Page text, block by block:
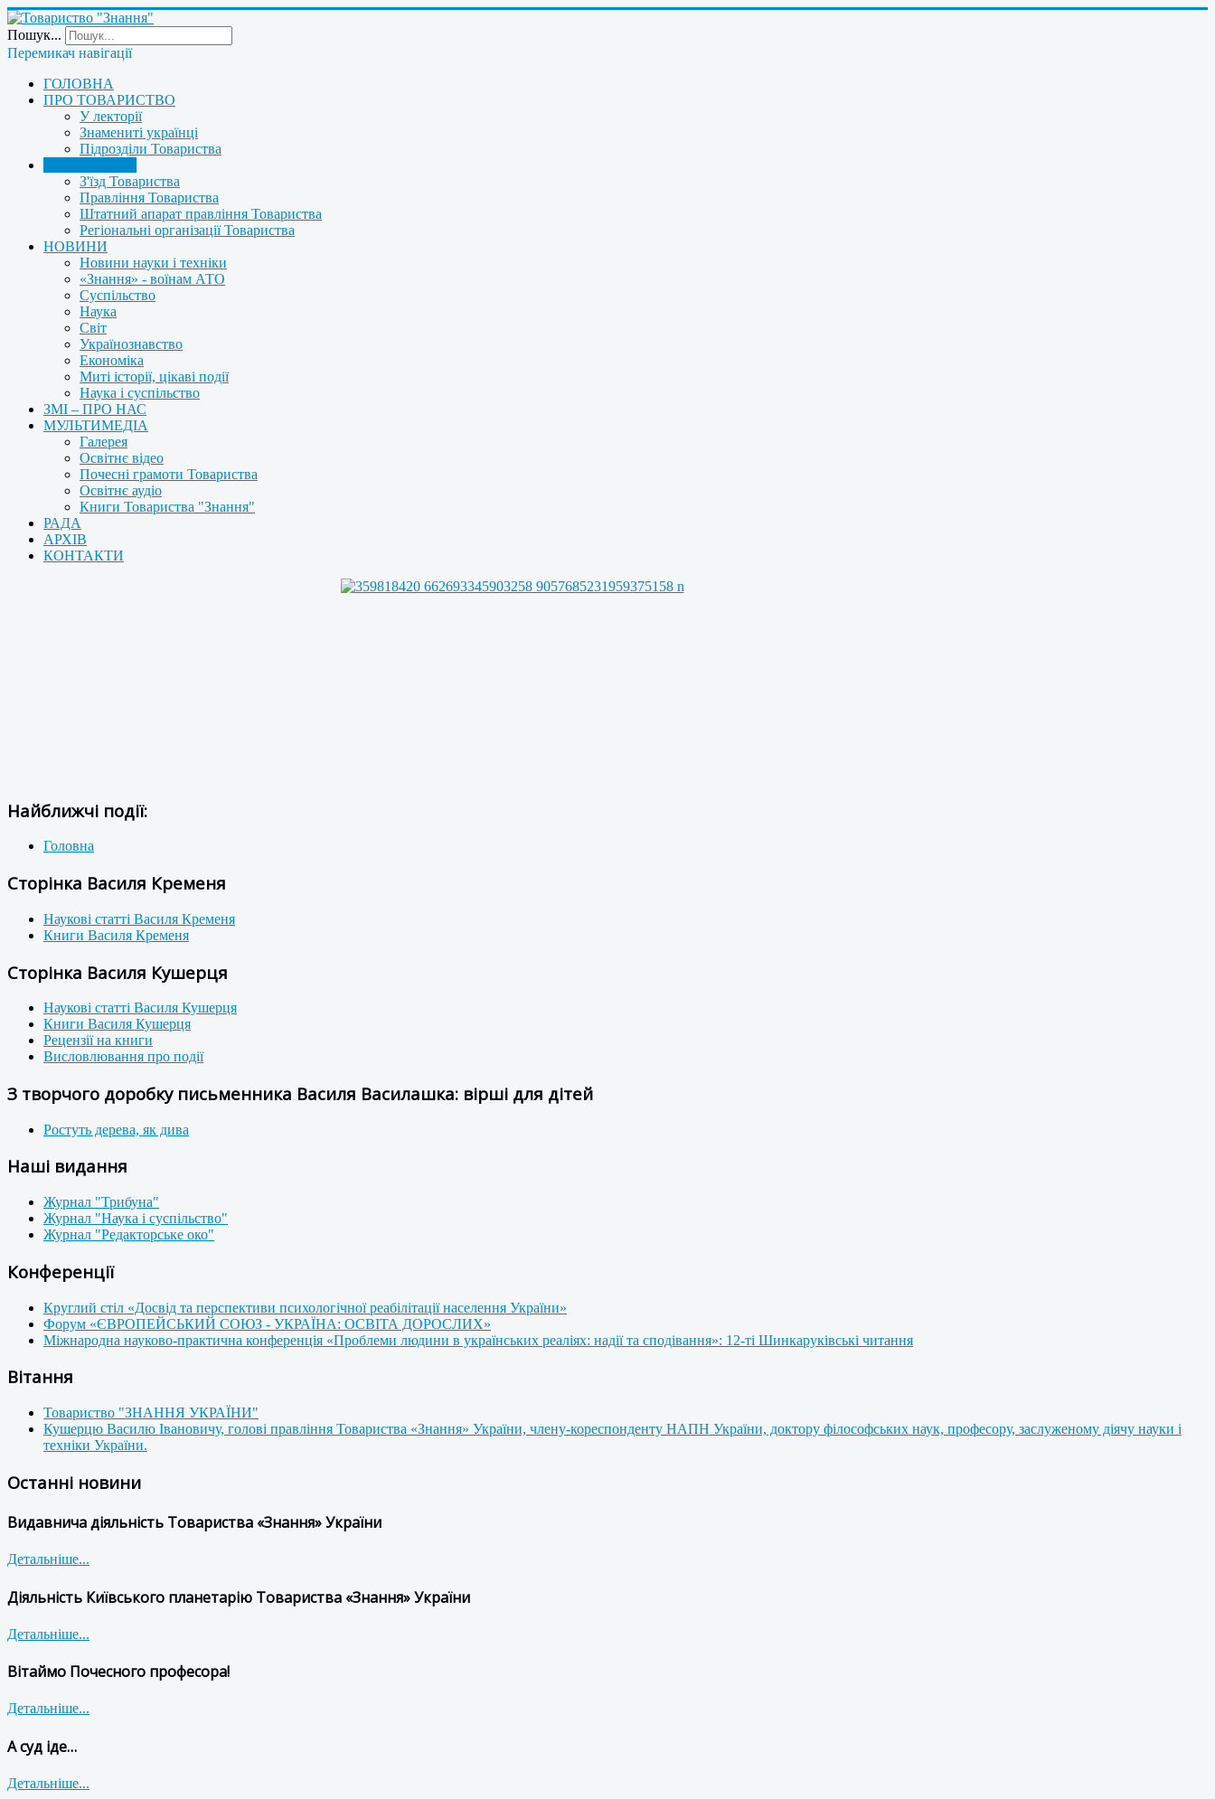
Пошук...
Перемикач навігації
ГОЛОВНА
ПРО ТОВАРИСТВО
У лекторії
Знамениті українці
Підрозділи Товариства
З'їзд Товариства
Правління Товариства
Штатний апарат правління Товариства
Регіональні організації Товариства
НОВИНИ
Новини науки і техніки
«Знання» - воїнам АТО
Суспільство
Наука
Світ
Українознавство
Економіка
Миті історії, цікаві події
Наука і суспільство
ЗМІ – ПРО НАС
МУЛЬТИМЕДІА
Галерея
Освітнє відео
Почесні грамоти Товариства
Освітнє аудіо
Книги Товариства "Знання"
РАДА
АРХІВ
КОНТАКТИ
Найближчі події:
Головна
Сторінка Василя Кременя
Наукові статті Василя Кременя
Книги Василя Кременя
Сторінка Василя Кушерця
Наукові статті Василя Кушерця
Книги Василя Кушерця
Рецензії на книги
Висловлювання про події
З творчого доробку письменника Василя Василашка: вірші для дітей
Ростуть дерева, як дива
Наші видання
Журнал "Трибуна"
Журнал "Наука і суспільство"
Журнал "Редакторське око"
Конференції
Круглий стіл «Досвід та перспективи психологічної реабілітації населення України»
Форум «ЄВРОПЕЙСЬКИЙ СОЮЗ - УКРАЇНА: ОСВІТА ДОРОСЛИХ»
Міжнародна науково-практична конференція «Проблеми людини в українських реаліях: надії та сподівання»: 12-ті Шинкаруківські читання
Вітання
Товариство "ЗНАННЯ УКРАЇНИ"
Кушерцю Василю Івановичу, голові правління Товариства «Знання» України, члену-кореспонденту НАПН України, доктору філософських наук, професору, заслуженому діячу науки і
техніки України.
Останні новини
Видавнича діяльність Товариства «Знання» України
Детальніше...
Діяльність Київського планетарію Товариства «Знання» України
Детальніше...
Вітаймо Почесного професора!
Детальніше...
А суд іде…
Детальніше...